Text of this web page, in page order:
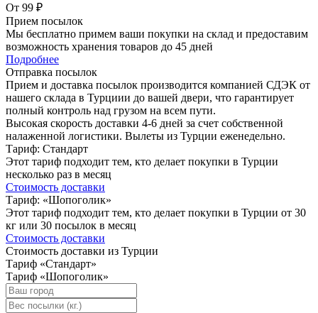
От 99 ₽
Прием посылок
Мы бесплатно примем ваши покупки на склад и предоставим
возможность хранения товаров до 45 дней
Подробнее
Отправка посылок
Прием и доставка посылок производится компанией СДЭК от
нашего склада в Турциии до вашей двери, что гарантирует
полный контроль над грузом на всем пути.
Высокая скорость доставки 4-6 дней за счет собственной
налаженной логистики. Вылеты из Турции еженедельно.
Тариф: Стандарт
Этот тариф подходит тем, кто делает покупки в Турции
несколько раз в месяц
Стоимость доставки
Тариф: «Шопоголик»
Этот тариф подходит тем, кто делает покупки в Турции от 30
кг или 30 посылок в месяц
Стоимость доставки
Стоимость доставки из Турции
Тариф «Стандарт»
Тариф «Шопоголик»